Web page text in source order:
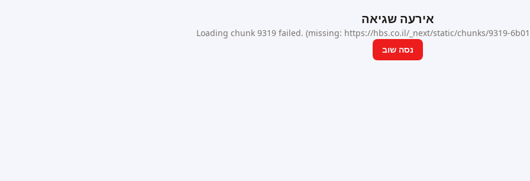
אירעה שגיאה
Loading chunk 9319 failed. (missing: https://hbs.co.il/_next/static/chunks/9319-
נסה שוב